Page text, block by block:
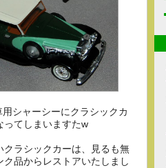
シャーシーにクラシックカ
ってしまいますたw
ラシックカーは、見るも無
品からレストアいたしまし